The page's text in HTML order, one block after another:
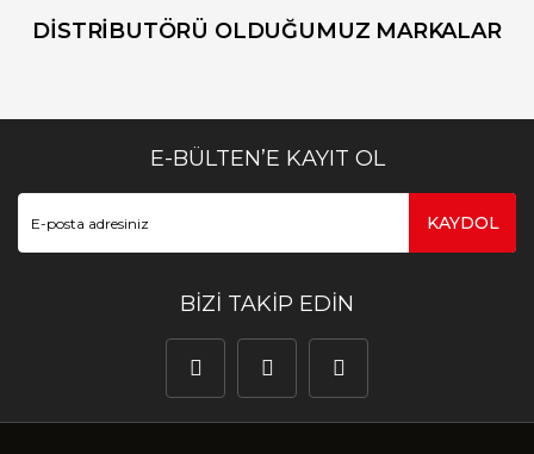
DİSTRİBUTÖRÜ OLDUĞUMUZ MARKALAR
E-BÜLTEN’E KAYIT OL
KAYDOL
BİZİ TAKİP EDİN